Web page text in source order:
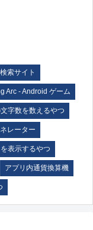
索サイト
Arc - Android ゲーム
字数を数えるやつ
レーター
表示するやつ
アプリ内通貨換算機